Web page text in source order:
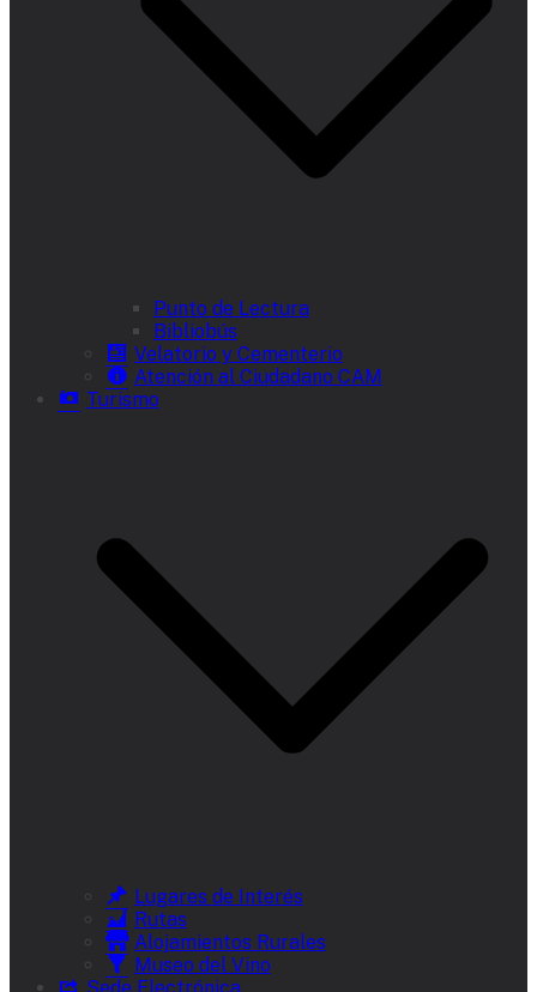
Punto de Lectura
Bibliobús
Velatorio y Cementerio
Atención al Ciudadano CAM
Turismo
Lugares de Interés
Rutas
Alojamientos Rurales
Museo del Vino